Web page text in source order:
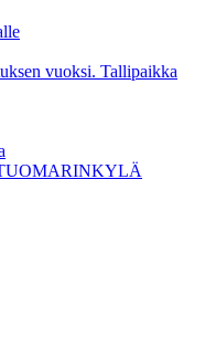
vuoksi. Tallipaikka